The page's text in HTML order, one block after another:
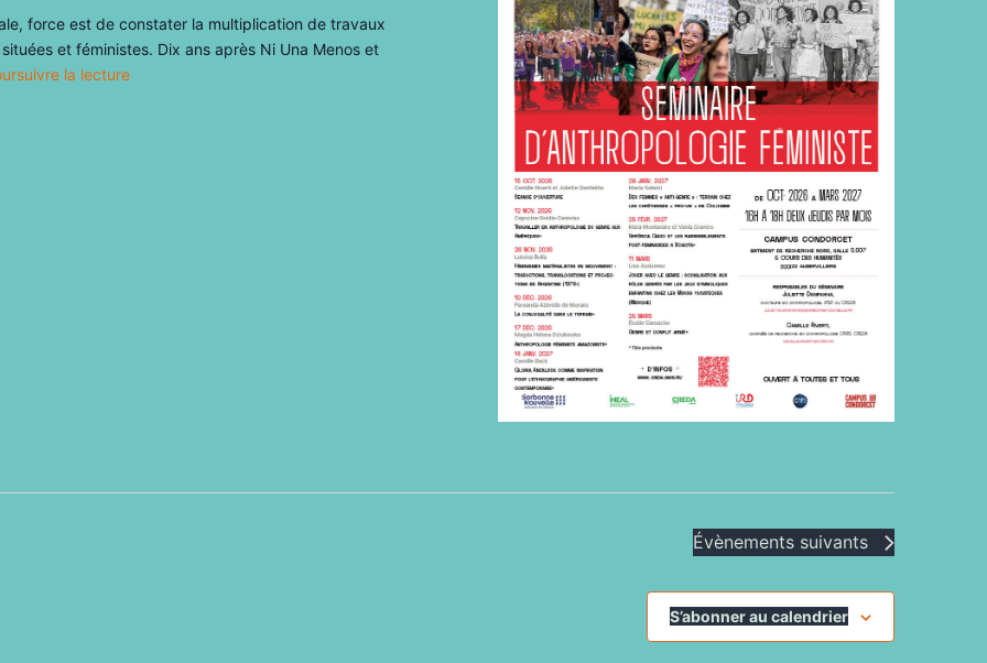
force est de constater la multiplication de travaux
et féministes. Dix ans après Ni Una Menos et
la lecture
Évènements suivants
S’abonner au calendrier